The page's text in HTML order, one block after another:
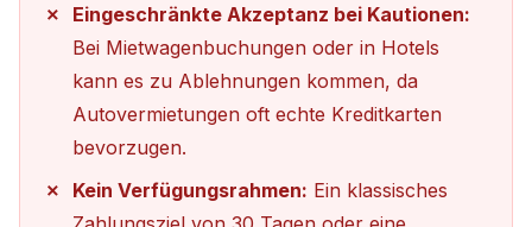
Eingeschränkte Akzeptanz bei Kautionen:
Bei Mietwagenbuchungen oder in Hotels
kann es zu Ablehnungen kommen, da
Autovermietungen oft echte Kreditkarten
bevorzugen.
Kein Verfügungsrahmen: Ein klassisches